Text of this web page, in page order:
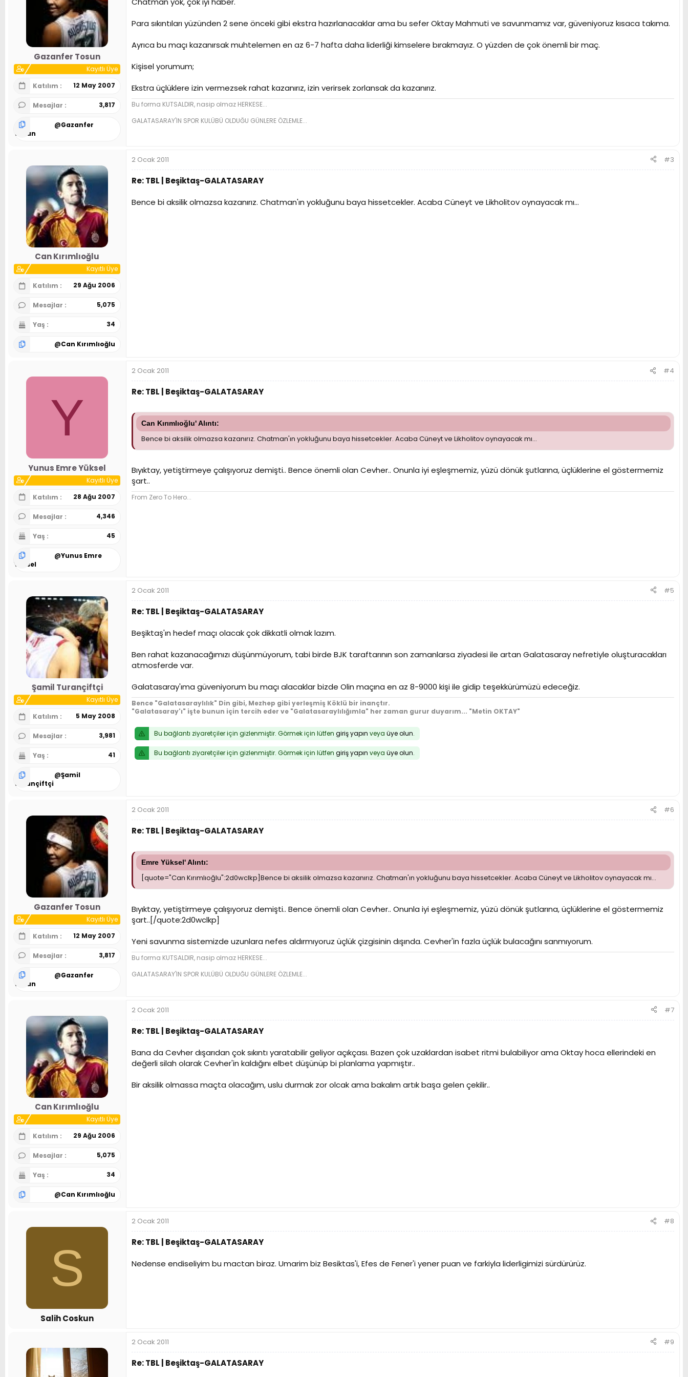
Gazanfer Tosun
Kayıtlı Üye
Katılım
12 May 2007
Mesajlar 3,817
@Gazanfer
Tosun
Para sıkıntıları yüzünden 2 sene önceki gibi ekstra hazırlanacaklar ama bu sefer Oktay Mahmuti ve savunmamız var, güveniyoruz kısaca takıma.
Ayrıca bu maçı kazanırsak muhtelemen en az 6-7 hafta daha liderliği kimselere bırakmayız. O yüzden de çok önemli bir maç.
Kişisel yorumum;
Ekstra üçlüklere izin vermezsek rahat kazanırız, izin verirsek zorlansak da kazanırız.
Bu forma KUTSALDIR, nasip olmaz HERKESE...
GALATASARAY'IN SPOR KULÜBÜ OLDUĞU GÜNLERE ÖZLEMLE...
Can Kırımlıoğlu
Kayıtlı Üye
Katılım
29 Ağu 2006
Mesajlar 5,075
Yaş 34
@Can Kırımlıoğlu
2 Ocak 2011 #3
Re: TBL | Beşiktaş-GALATASARAY
Bence bi aksilik olmazsa kazanırız. Chatman'ın yokluğunu baya hissetcekler. Acaba Cüneyt ve Likholitov oynayacak mı...
Y
Yunus Emre Yüksel
Kayıtlı Üye
Katılım
28 Ağu 2007
Mesajlar 4,346
Yaş 45
@Yunus Emre
Yüksel
2 Ocak 2011 #4
Re: TBL | Beşiktaş-GALATASARAY
Can Kırımlıoğlu' Alıntı:
Bence bi aksilik olmazsa kazanırız. Chatman'ın yokluğunu baya hissetcekler. Acaba Cüneyt ve Likholitov oynayacak mı...
Bıyıktay, yetiştirmeye çalışıyoruz demişti.. Bence önemli olan Cevher.. Onunla iyi eşleşmemiz, yüzü dönük şutlarına, üçlüklerine el göstermemiz
şart..
From Zero To Hero...
Şamil Turançiftçi
Kayıtlı Üye
Katılım
5 May 2008
Mesajlar 3,981
Yaş 41
@Şamil
Turançiftçi
2 Ocak 2011 #5
Re: TBL | Beşiktaş-GALATASARAY
Beşiktaş'ın hedef maçı olacak çok dikkatli olmak lazım.
Ben rahat kazanacağımızı düşünmüyorum, tabi birde BJK taraftarının son zamanlarsa ziyadesi ile artan Galatasaray nefretiyle oluşturacakları
atmosferde var.
Galatasaray'ıma güveniyorum bu maçı alacaklar bizde Olin maçına en az 8-9000 kişi ile gidip teşekkürümüzü edeceğiz.
Bence "Galatasaraylılık" Din gibi, Mezhep gibi yerleşmiş Köklü bir inançtır.
"Galatasaray'ı" işte bunun için tercih eder ve "Galatasaraylılığımla" her zaman gurur duyarım... "Metin OKTAY"
Bu bağlantı ziyaretçiler için gizlenmiştir. Görmek için lütfen giriş yapın veya üye olun.
Bu bağlantı ziyaretçiler için gizlenmiştir. Görmek için lütfen giriş yapın veya üye olun.
Gazanfer Tosun
Kayıtlı Üye
Katılım
12 May 2007
Mesajlar 3,817
@Gazanfer
Tosun
2 Ocak 2011 #6
Re: TBL | Beşiktaş-GALATASARAY
Emre Yüksel' Alıntı:
[quote="Can Kırımlıoğlu":2d0wclkp]Bence bi aksilik olmazsa kazanırız. Chatman'ın yokluğunu baya hissetcekler. Acaba Cüneyt ve Likholitov oynayacak mı...
Bıyıktay, yetiştirmeye çalışıyoruz demişti.. Bence önemli olan Cevher.. Onunla iyi eşleşmemiz, yüzü dönük şutlarına, üçlüklerine el göstermemiz
şart..[/quote:2d0wclkp]
Yeni savunma sistemizde uzunlara nefes aldırmıyoruz üçlük çizgisinin dışında. Cevher'in fazla üçlük bulacağını sanmıyorum.
Bu forma KUTSALDIR, nasip olmaz HERKESE...
GALATASARAY'IN SPOR KULÜBÜ OLDUĞU GÜNLERE ÖZLEMLE...
Can Kırımlıoğlu
Kayıtlı Üye
Katılım
29 Ağu 2006
Mesajlar 5,075
Yaş 34
@Can Kırımlıoğlu
2 Ocak 2011 #7
Re: TBL | Beşiktaş-GALATASARAY
Bana da Cevher dışarıdan çok sıkıntı yaratabilir geliyor açıkçası. Bazen çok uzaklardan isabet ritmi bulabiliyor ama Oktay hoca ellerindeki en
değerli silah olarak Cevher'in kaldığını elbet düşünüp bi planlama yapmıştır..
Bir aksilik olmassa maçta olacağım, uslu durmak zor olcak ama bakalım artık başa gelen çekilir..
S
Salih Coskun
2 Ocak 2011 #8
Re: TBL | Beşiktaş-GALATASARAY
Nedense endiseliyim bu mactan biraz. Umarim biz Besiktas'i, Efes de Fener'i yener puan ve farkiyla liderligimizi sürdürürüz.
2 Ocak 2011 #9
Re: TBL | Beşiktaş-GALATASARAY